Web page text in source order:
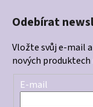
Odebírat
Vložte svůj e-mail
nových produktech
E-mail